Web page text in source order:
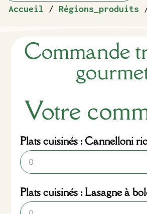
Accueil / Régions_produits
Commande
Votre
Plats cuisinés : Cannelloni
Plats cuisinés : Lasagne à